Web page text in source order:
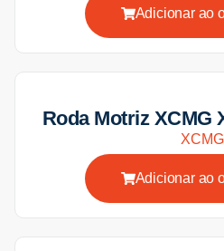
Adicionar ao
Roda Motriz XCMG
XCMG
Adicionar ao